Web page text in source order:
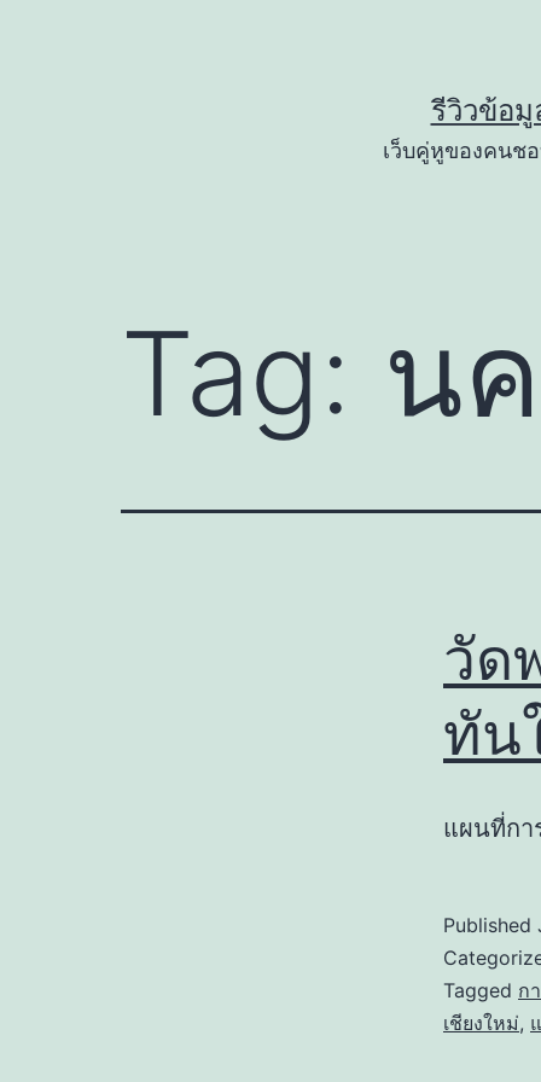
รีวิวข้อ
เว็บคู่หูของคนช
Tag: น
วัด
ทัน
แผนที่กา
Published
Tagged ก
เชียงใหม่,